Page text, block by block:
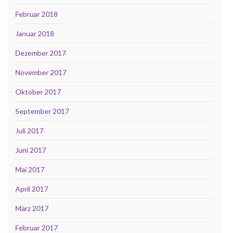
Februar 2018
Januar 2018
Dezember 2017
November 2017
Oktober 2017
September 2017
Juli 2017
Juni 2017
Mai 2017
April 2017
März 2017
Februar 2017